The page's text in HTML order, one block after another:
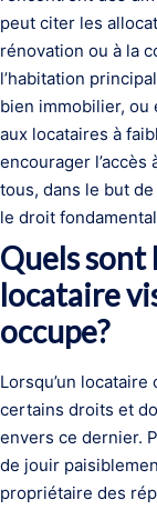
peut citer les
rénovation ou à la
l’habitation
bien immobilier, ou
aux locataires à
encourager
tous, dans le but
le droit
Quels sont
locataire
occupe?
Lorsqu’un
certains droits et
envers ce dernier.
de jouir
propriétaire des